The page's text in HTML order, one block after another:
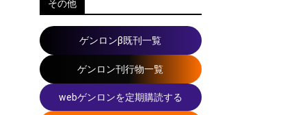
その他
ゲンロンβ既刊一覧
ゲンロン刊行物一覧
webゲンロンを定期購読する